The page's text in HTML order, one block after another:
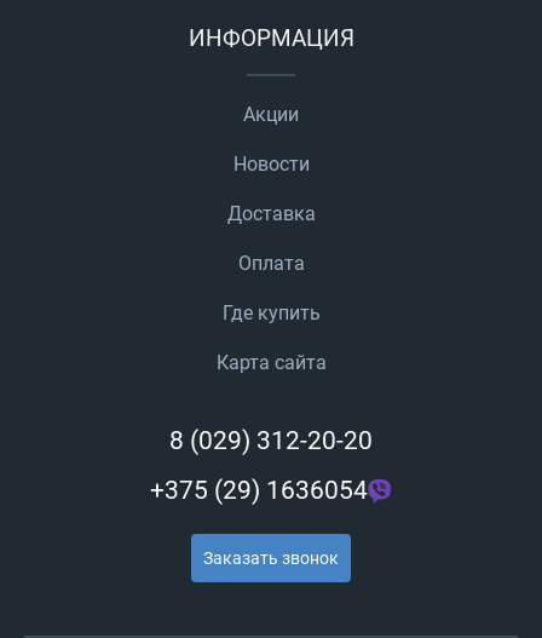
ИНФОРМАЦИЯ
Акции
Новости
Доставка
Оплата
Где купить
Карта сайта
8 (029) 312-20-20
+375 (29) 1636054
Заказать звонок